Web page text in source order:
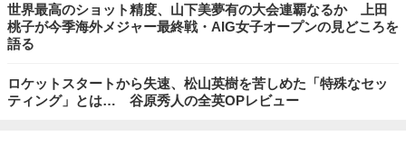
世界最高のショット精度、山下美夢有の大会連覇なるか 上田
桃子が今季海外メジャー最終戦・AIG女子オープンの見どころを
語る
ロケットスタートから失速、松山英樹を苦しめた「特殊なセッ
ティング」とは… 谷原秀人の全英OPレビュー